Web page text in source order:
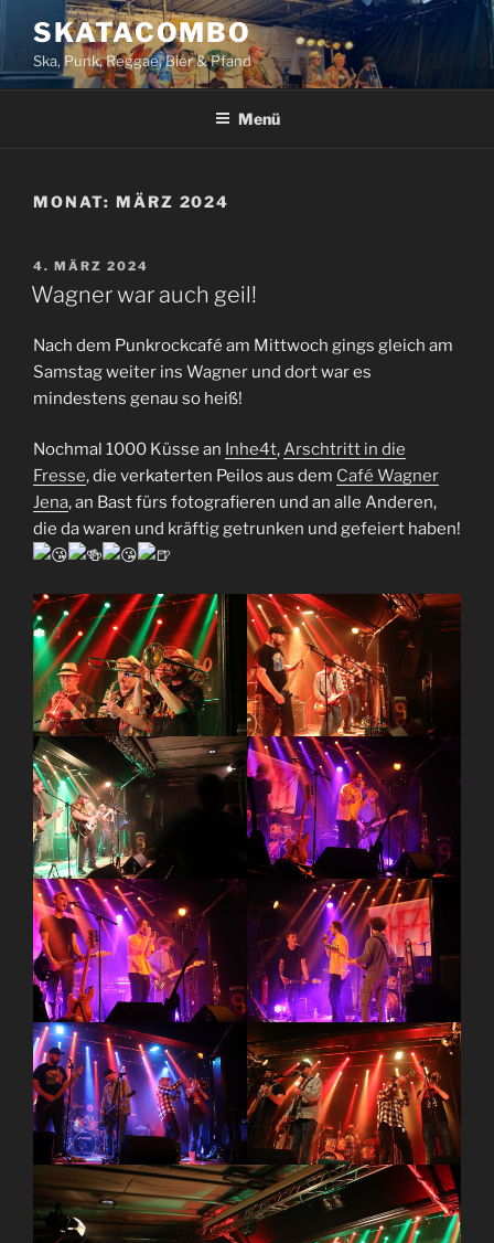
Inhalt
springen
SKATACOMBO
Ska, Punk, Reggae, Bier & Pfand
Menü
MONAT: MÄRZ 2024
VERÖFFENTLICHT
AM
4. MÄRZ 2024
Wagner war auch geil!
Nach dem Punkrockcafé am Mittwoch gings gleich am
Samstag weiter ins Wagner und dort war es
mindestens genau so heiß!
Nochmal 1000 Küsse an Inhe4t,Arschtritt in die
Fresse, die verkaterten Peilos aus dem Café Wagner
Jena, an Bast fürs fotografieren und an alle Anderen,
die da waren und kräftig getrunken und gefeiert haben!